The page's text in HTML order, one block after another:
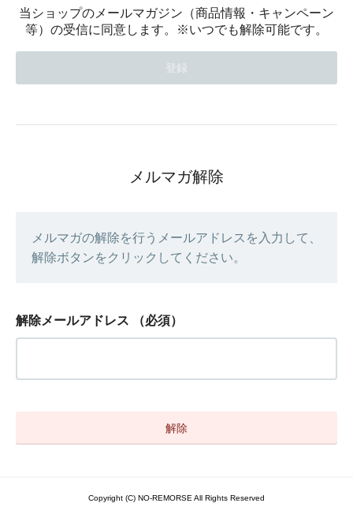
当ショップのメールマガジン（商品情報・キャンペーン
等）の受信に同意します。※いつでも解除可能です。
メルマガ解除
メルマガの解除を行うメールアドレスを入力して、
解除ボタンをクリックしてください。
解除メールアドレス （必須）
Copyright (C) NO-REMORSE All Rights Reserved